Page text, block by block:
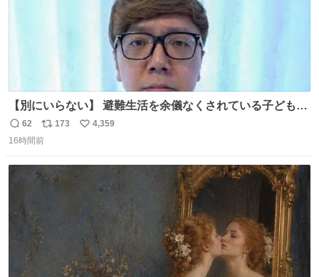
【別にいらない】 避難生活を余儀なくされている子どもた
ちのためにヒカキンボックス1000個を寄付させていただき
ました
返
信
62
リ
ポ
ト
173
い
4,359
16時間前